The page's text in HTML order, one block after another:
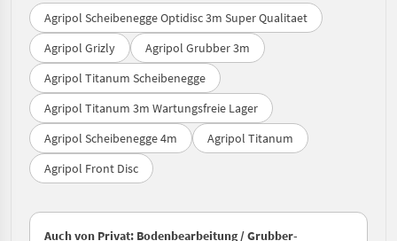
Agripol Scheibenegge Optidisc 3m Super Qualitaet
Agripol Grizly
Agripol Grubber 3m
Agripol Titanum Scheibenegge
Agripol Titanum 3m Wartungsfreie Lager
Agripol Scheibenegge 4m
Agripol Titanum
Agripol Front Disc
Auch von Privat: Bodenbearbeitung / Grubber-